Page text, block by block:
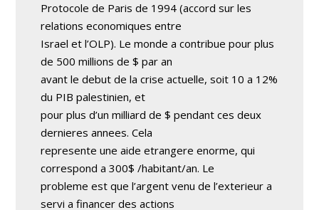
Protocole de Paris de 1994 (accord sur les
relations economiques entre
Israel et l’OLP). Le monde a contribue pour plus
de 500 millions de $ par an
avant le debut de la crise actuelle, soit 10 a 12%
du PIB palestinien, et
pour plus d’un milliard de $ pendant ces deux
dernieres annees. Cela
represente une aide etrangere enorme, qui
correspond a 300$ /habitant/an. Le
probleme est que l’argent venu de l’exterieur a
servi a financer des actions